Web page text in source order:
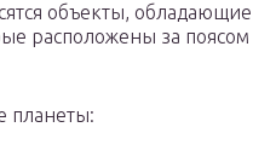
объекты, обладающие
расположены за поясом
планеты: